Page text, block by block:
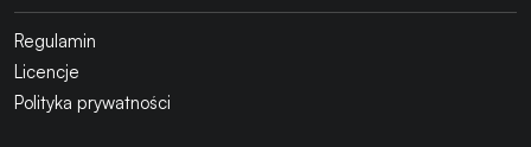
Regulamin
Licencje
Polityka prywatności